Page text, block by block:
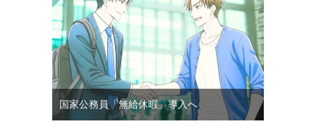
国家公務員「無給休暇」導入へ